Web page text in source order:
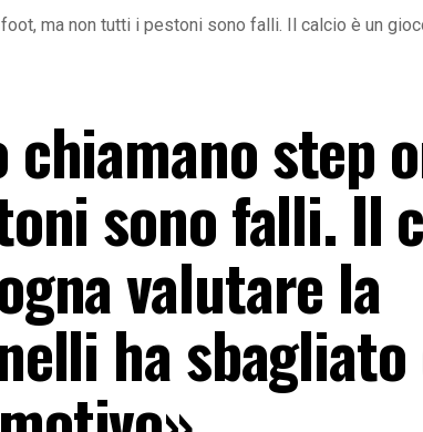
ma non tutti i pestoni sono falli. Il calcio è un
chiamano step
sono falli. Il
valutare la
ha sbagliato